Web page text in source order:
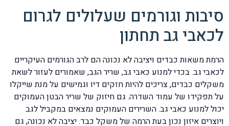
סיבות וגורמים שעלולים לגרום
לכאבי גב תחתון
הרמת משאות כבדים ויציבה לא נכונה הם לרב הגורמים העיקריים
לכאבי גב. בכדי למנוע כאבי גב, שריר הגב, שאמורים לעזור לשאת
משקלים כבדים, צריכים להיות חזקים דיו וגמישים על מנת שייקלו
על תפקידו של עמוד השדרה. גם חיזוק של שריר הבטן העמוקים
יכול למנוע כאבי גב. השרירים העמוקים נמצאים במקביל לגב
ויוצרים איזון נכון בעת הרמה של משקל כבד. יציבה לא נכונה, גם